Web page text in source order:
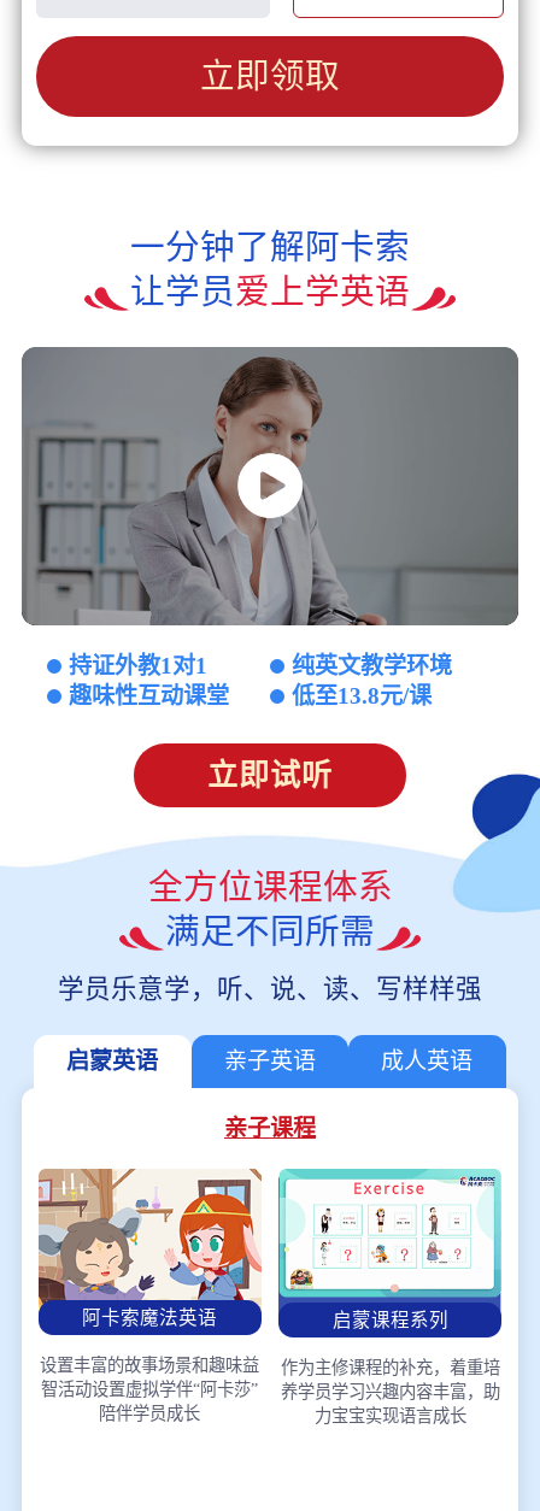
立即领取
一分钟了解阿卡索
让学员爱上学英语
持证外教1对1
纯英文教学环境
趣味性互动课堂
低至13.8元/课
立即试听
全方位课程体系
满足不同所需
学员乐意学，听、说、读、写样样强
启蒙英语 亲子英语 成人英语
亲子课程
阿卡索魔法英语
设置丰富的故事场景和趣味益
智活动设置虚拟学伴“阿卡莎”
陪伴学员成长
启蒙课程系列
作为主修课程的补充，着重培
养学员学习兴趣内容丰富，助
力宝宝实现语言成长